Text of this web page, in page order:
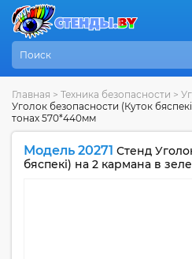
Главная > Техника безопасности >
Уголок безопасности (Куток
тонах 570*440мм
Модель 20271 Стенд
бяспекi) на 2 кармана в